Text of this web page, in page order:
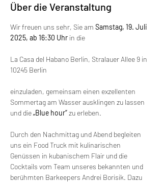
Über die Veranstaltung
Wir freuen uns sehr, Sie am Samstag, 19. Juli
2025, ab 16:30 Uhr in die
La Casa del Habano Berlin, Stralauer Allee 9 in
10245 Berlin
einzuladen, gemeinsam einen exzellenten
Sommertag am Wasser ausklingen zu lassen
und die „Blue hour“ zu erleben.
Durch den Nachmittag und Abend begleiten
uns ein Food Truck mit kulinarischen
Genüssen in kubanischem Flair und die
Cocktails vom Team unseres bekannten und
berühmten Barkeepers Andrei Borisik. Dazu